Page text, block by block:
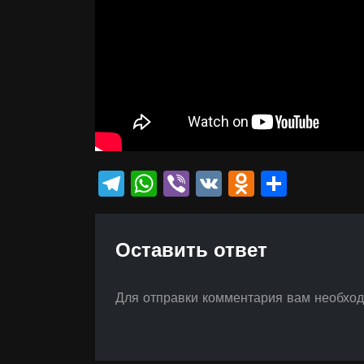
Telegram
WhatsApp
Viber
VK
Оставить ответ
Для отправки комментария вам